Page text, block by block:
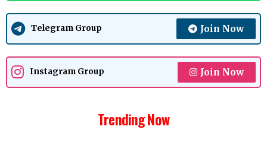
Telegram Group Join Now
Instagram Group Join Now
Trending Now